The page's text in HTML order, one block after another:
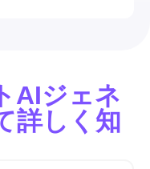
AIジェネ
詳しく知